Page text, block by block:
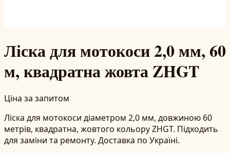
Ліска для мотокоси 2,0 мм, 60
м, квадратна жовта ZHGT
Ціна за запитом
Ліска для мотокоси діаметром 2,0 мм, довжиною 60
метрів, квадратна, жовтого кольору ZHGT. Підходить
для заміни та ремонту. Доставка по Україні.